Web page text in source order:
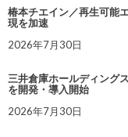
椿本チエイン／再生可能
現を加速
2026年7月30日
三井倉庫ホールディング
を開発・導入開始
2026年7月30日